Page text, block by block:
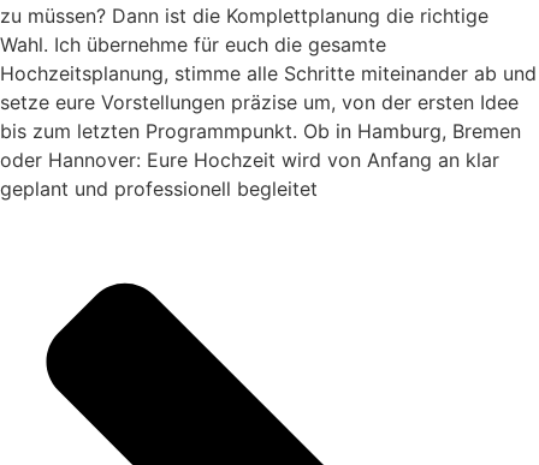
zu müssen? Dann ist die Komplettplanung die richtige
Wahl. Ich übernehme für euch die gesamte
Hochzeitsplanung, stimme alle Schritte miteinander ab und
setze eure Vorstellungen präzise um, von der ersten Idee
bis zum letzten Programmpunkt. Ob in Hamburg, Bremen
oder Hannover: Eure Hochzeit wird von Anfang an klar
geplant und professionell begleitet